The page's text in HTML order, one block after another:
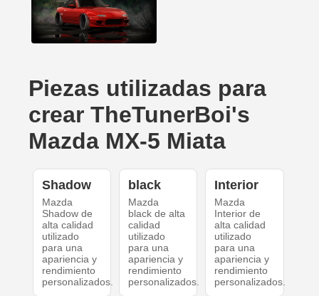
Piezas utilizadas para
crear TheTunerBoi's
Mazda MX-5 Miata
Shadow
Mazda
Shadow de
alta calidad
utilizado
para una
apariencia y
rendimiento
personalizados.
black
Mazda
black de alta
calidad
utilizado
para una
apariencia y
rendimiento
personalizados.
Interior
Mazda
Interior de
alta calidad
utilizado
para una
apariencia y
rendimiento
personalizados.